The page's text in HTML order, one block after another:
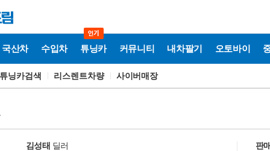
국산차 수입차 튜닝카 커뮤니티 내차팔기 오토바이
닝카검색 리스렌트차량 사이버매장
김성태 딜러 판